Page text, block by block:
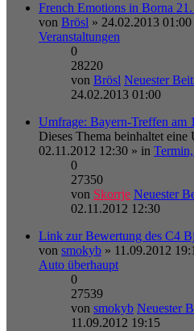
French Emotions in Borna
von Brösl » 24.02.2013
Veranstaltungen
0
28220
von Brösl Neuester
24.02.2013 01:00
Umfrage: Bayern-Treffen am
Dieses Thema beinhaltet eine
02.11.2012 12:30 » in
0
27350
von Skorrje Neuester
02.11.2012 12:30
Link zur Bewertung des C4
von smokyb » 11.09.2012
Auto überhaupt
0
27539
von smokyb Neuester
11.09.2012 19:15